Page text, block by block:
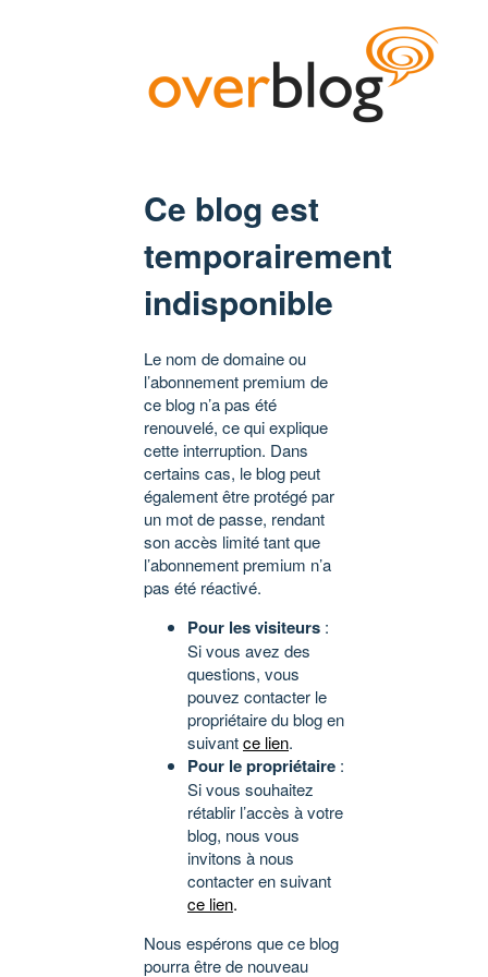
Ce blog est
temporairement
indisponible
Le nom de domaine ou
l’abonnement premium de
ce blog n’a pas été
renouvelé, ce qui explique
cette interruption. Dans
certains cas, le blog peut
également être protégé par
un mot de passe, rendant
son accès limité tant que
l’abonnement premium n’a
pas été réactivé.
Pour les visiteurs :
Si vous avez des
questions, vous
pouvez contacter le
propriétaire du blog en
suivantce lien.
Pour le propriétaire :
Si vous souhaitez
rétablir l’accès à votre
blog, nous vous
invitons à nous
contacter en suivant
ce lien.
Nous espérons que ce blog
pourra être de nouveau